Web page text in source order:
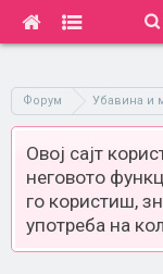
Форум Убавина и
Овој сајт
неговото
го користиш,
употреба на